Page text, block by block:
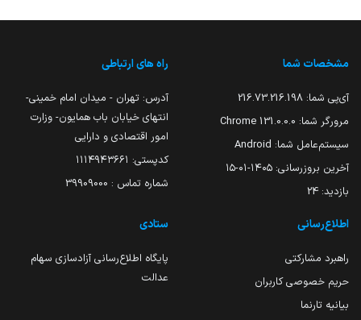
مشخصات شما
آی‌پی شما: 216.73.216.198
مرورگر شما: 131.0.0.0 Chrome
سیستم‌عامل شما: Android
آخرین بروزرسانی: ۱۴۰۵-۰۱-۱۵
بازدید: 24
راه های ارتباطی
آدرس: تهران - میدان امام خمینی-
انتهای خیابان باب همایون- وزارت
امور اقتصادی و دارایی
کدپستی: ۱۱۱۴۹۴۳۶۶۱
شماره تماس : 39909000
اطلاع‌رسانی
راهبرد مشارکتی
حریم خصوصی کاربران
بیانیه تارنما
ستادی
پایگاه اطلاع‌رسانی آزادسازی سهام
عدالت